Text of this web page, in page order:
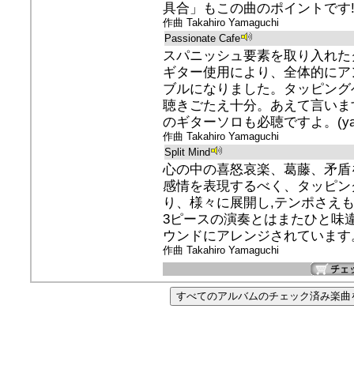
具合」もこの曲のポイントです
作曲 Takahiro Yamaguchi
Passionate Cafe
スパニッシュ要素を取り入れ
ギター使用により、全体的に
ブルになりました。タッピン
聴きごたえ十分。あえて言い
のギターソロも必聴ですよ。
作曲 Takahiro Yamaguchi
Split Mind
心の中の喜怒哀楽、葛藤、矛
感情を表現するべく、タッピ
り、様々に展開し,テンポさえ
3ピースの演奏とはまたひと味
ウンドにアレンジされています
作曲 Takahiro Yamaguchi